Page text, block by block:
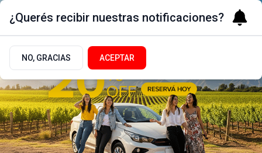
¿Querés recibir nuestras notificaciones?
NO, GRACIAS ACEPTAR